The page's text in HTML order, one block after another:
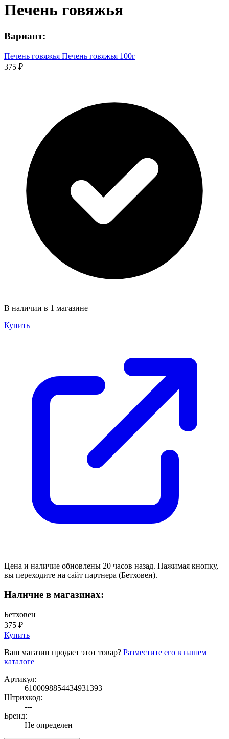
Печень говяжья
Вариант:
Печень говяжья Печень говяжья 100г
375 ₽
В наличии в 1 магазине
Купить
Цена и наличие обновлены 20 часов назад. Нажимая кнопку,
вы переходите на сайт партнера (Бетховен).
Наличие в магазинах:
Бетховен
375 ₽
Купить
Ваш магазин продает этот товар? Разместите его в нашем
каталоге
Артикул:
6100098854434931393
Штрихкод:
---
Бренд:
Не определен